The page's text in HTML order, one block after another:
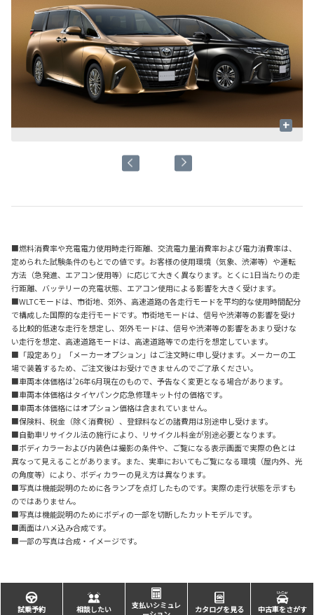
+
■燃料消費率や充電電力使用時走行距離、交流電力量消費率および電力消費率は、
定められた試験条件のもとでの値です。お客様の使用環境（気象、渋滞等）や運転
方法（急発進、エアコン使用等）に応じて大きく異なります。とくに1日当たりの走
行距離、バッテリーの充電状態、エアコン使用による影響を大きく受けます。
■WLTCモードは、市街地、郊外、高速道路の各走行モードを平均的な使用時間配分
で構成した国際的な走行モードです。市街地モードは、信号や渋滞等の影響を受け
る比較的低速な走行を想定し、郊外モードは、信号や渋滞等の影響をあまり受けな
い走行を想定、高速道路モードは、高速道路等での走行を想定しています。
■「設定あり」「メーカーオプション」はご注文時に申し受けます。メーカーの工
場で装着するため、ご注文後はお受けできませんのでご了承ください。
■車両本体価格は'26年6月現在のもので、予告なく変更となる場合があります。
■車両本体価格はタイヤパンク応急修理キット付の価格です。
■車両本体価格にはオプション価格は含まれていません。
■保険料、税金（除く消費税）、登録料などの諸費用は別途申し受けます。
■自動車リサイクル法の施行により、リサイクル料金が別途必要となります。
■ボディカラーおよび内装色は撮影の条件や、ご覧になる表示画面で実際の色とは
異なって見えることがあります。また、実車においてもご覧になる環境（屋内外、光
の角度等）により、ボディカラーの見え方は異なります。
■写真は機能説明のために各ランプを点灯したものです。実際の走行状態を示すも
のではありません。
■写真は機能説明のためにボディの一部を切断したカットモデルです。
■画面はハメ込み合成です。
■一部の写真は合成・イメージです。
試乗予約 相談したい
支払いシミュレ
カタログを見る 中古車をさがす